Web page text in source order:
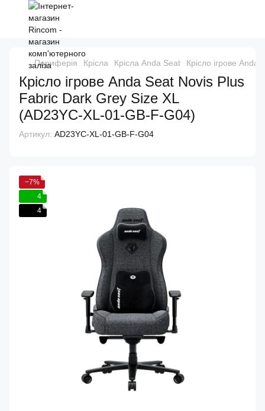
Периферія Крісла Крісла Anda Seat Крісло ігрове
Крісло ігрове Anda Seat Novis Plus
Fabric Dark Grey Size XL
(AD23YC-XL-01-GB-F-G04)
Артикул: AD23YC-XL-01-GB-F-G04
−7%
4
4